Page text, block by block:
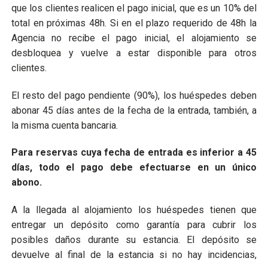
que los clientes realicen el pago inicial, que es un 10% del
total en próximas 48h. Si en el plazo requerido de 48h la
Agencia no recibe el pago inicial, el alojamiento se
desbloquea y vuelve a estar disponible para otros
clientes.
El resto del pago pendiente (90%), los huéspedes deben
abonar 45 días antes de la fecha de la entrada, también, a
la misma cuenta bancaria.
Para reservas cuya fecha de entrada es inferior a 45
días, todo el pago debe efectuarse en un único
abono.
A la llegada al alojamiento los huéspedes tienen que
entregar un depósito como garantía para cubrir los
posibles daños durante su estancia. El depósito se
devuelve al final de la estancia si no hay incidencias,